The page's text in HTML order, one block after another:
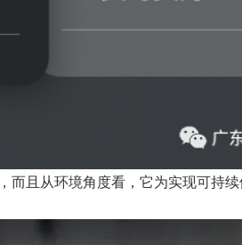
而且从环境角度看，它为实现可持